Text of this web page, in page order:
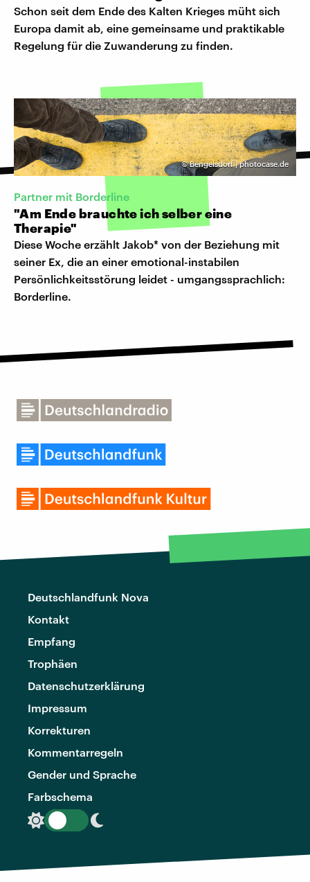
Schon seit dem Ende des Kalten Krieges müht sich
Europa damit ab, eine gemeinsame und praktikable
Regelung für die Zuwanderung zu finden.
©Bengelsdorf | photocase.de
Partner mit Borderline
"Am Ende brauchte ich selber eine
Therapie"
Diese Woche erzählt Jakob* von der Beziehung mit
seiner Ex, die an einer emotional-instabilen
Persönlichkeitsstörung leidet - umgangssprachlich:
Borderline.
Deutschlandfunk Nova
Kontakt
Empfang
Trophäen
Datenschutzerklärung
Impressum
Korrekturen
Kommentarregeln
Gender und Sprache
Farbschema